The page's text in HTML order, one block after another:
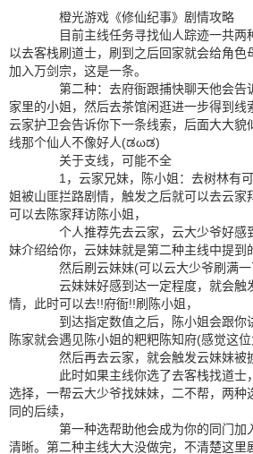
橙光游戏《修仙纪事》剧情攻略
目前主线任务寻找仙人踪迹一共两
以去客栈刷道士，刷到之后回家就会给角色
加入万剑宗，这是一条。
第二种：去府衙跟捕快聊天他会告
家里的小姐，然后去茶馆闲逛进一步得到线
云家护卫会告诉你下一条线索，后面大大貌
线那个仙人不像好人(ಡωಡ)
关于支线，可能不全
1，云家兄妹，陈小姐：去树林有可
姐被山匪拦路剧情，触发之后就可以去云家
可以去陈家拜访陈小姐，
个人推荐先去云家，云大少爷好感
妹介绍给你，云妹妹就是第二种主线中提到
然后刷云妹妹(可以云大少爷刷满一
云妹妹好感到达一定程度，就会触
情，此时可以去!!府衙!!刷陈小姐，
到达指定数值之后，陈小姐会跟你
陈家就会遇见陈小姐的粑粑陈知府(感觉这位
然后再去云家，就会触发云妹妹被
此时如果主线你选了去客栈找道士
选择，一帮云大少爷找妹妹，二不帮，两种
同的后续，
第一种选帮助他会成为你的同门加
清晰。第二种主线大大没做完，不清楚这里